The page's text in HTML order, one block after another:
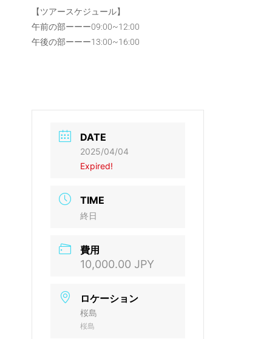
【ツアースケジュール】
午前の部ーーー09:00~12:00
午後の部ーーー13:00~16:00
DATE
2025/04/04
Expired!
TIME
終日
費用
10,000.00 JPY
ロケーション
桜島
桜島